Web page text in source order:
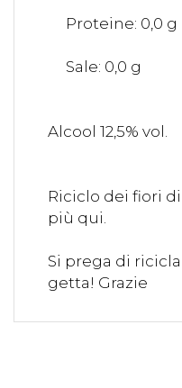
Proteine: 0,0 g
Sale: 0,0 g
Alcool 12,5% vol.
Riciclo dei fiori
più qui.
Si prega di
getta! Grazie